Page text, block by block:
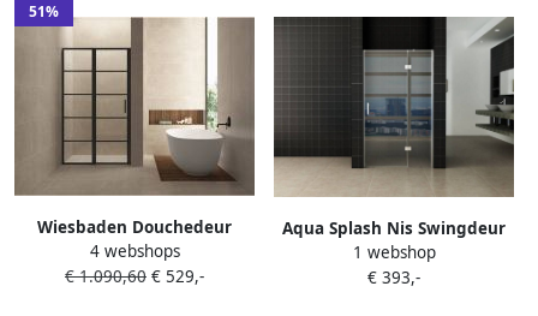
51%
Wiesbaden Douchedeur
Nisdeur Horizon Links Rechts
met Vaste Wand 140cm
4 webshops
€ 1.090,60 € 529,-
Aqua Splash Nis Swingdeur
140X200 cm Vast Paneel 8
mm Nano Coating
1 webshop
€ 393,-